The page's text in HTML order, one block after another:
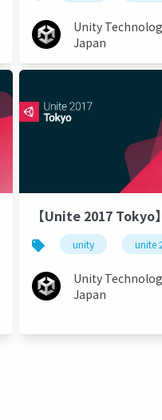
Unity
Japan
【Unite 2017 Tokyo
unity unite
Unity
Japan